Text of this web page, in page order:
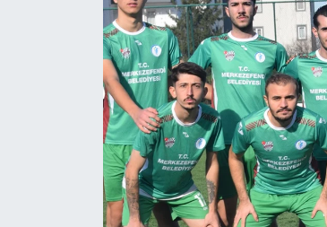
ÖZEL HABER
RESMİ REKLAM